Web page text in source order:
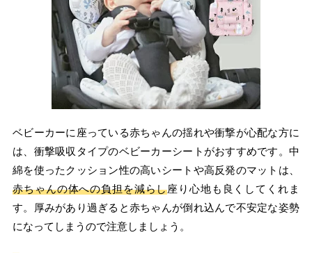
ベビーカーに座っている赤ちゃんの揺れや衝撃が心配な方に
は、衝撃吸収タイプのベビーカーシートがおすすめです。中
綿を使ったクッション性の高いシートや高反発のマットは、
赤ちゃんの体への負担を減らし座り心地も良くしてくれま
す。厚みがあり過ぎると赤ちゃんが倒れ込んで不安定な姿勢
になってしまうので注意しましょう。